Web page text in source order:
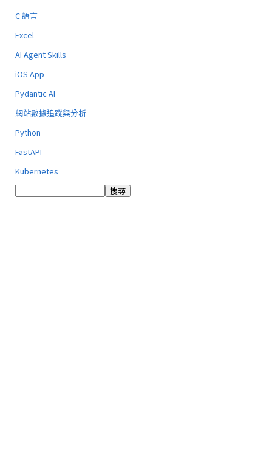
C 語言
Excel
AI Agent Skills
iOS App
Pydantic AI
網站數據追蹤與分析
Python
FastAPI
Kubernetes